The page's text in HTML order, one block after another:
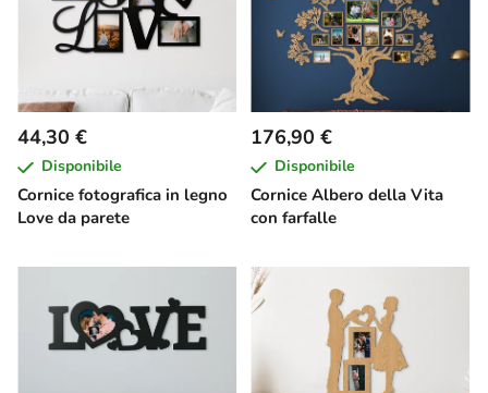
Cornice fotografica in legno
Love da parete
44,30 €
Disponibile
Cornice Albero della Vita
con farfalle
176,90 €
Disponibile